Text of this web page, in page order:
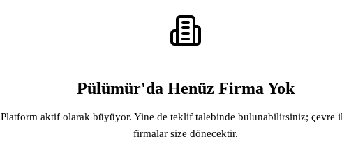
Pülümür'da Henüz Firma Yok
Platform aktif olarak büyüyor. Yine de teklif talebinde bulunabilirsiniz; çevre
firmalar size dönecektir.